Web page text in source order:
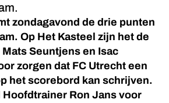
zondagavond de drie punten
Op Het Kasteel zijn het de
Seuntjens en Isac
zorgen dat FC Utrecht een
het scorebord kan schrijven.
Hoofdtrainer Ron Jans voor